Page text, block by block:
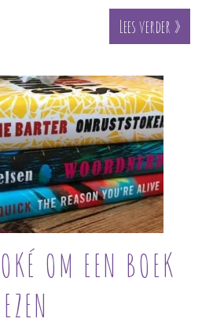
Lees verder »
OM EEN BOEK